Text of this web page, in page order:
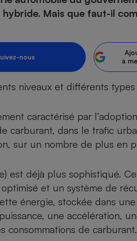
Mais que faut-il
nous
à
niveaux et différents types
caractérisé par
carburant, dans le trafic
sur un nombre de plus en
est déjà plus sophistiqué.
et un système de
énergie, stockée dans
une accélération,
consommations de carburant.
Produit alimentaire
- Crédit
Mutuelle
auto
Carburant
technique - Réparation
détachée
Comparateur auto
Comparatif sèche-
réfrigérateur-
hotte aspirante
climatiseur mobile
aspirateur balai
Comparatif cafetière automatique
robot cuiseur
Comparatif centrale vapeur
Électricité - Gaz
Comparatif
casque audio
imprimante
ordinateur portable
ultrabook
et son
Informatique
Comparatif
tondeuse robot
radiateur électrique
Bricolage - Jardinage
Chauffage
d'entretien
Sécurité domestique
Comparateur
Comparateur des
- Beauté
- Médecine - Médicament
Maison de retraite
Retraite
le débit de votre